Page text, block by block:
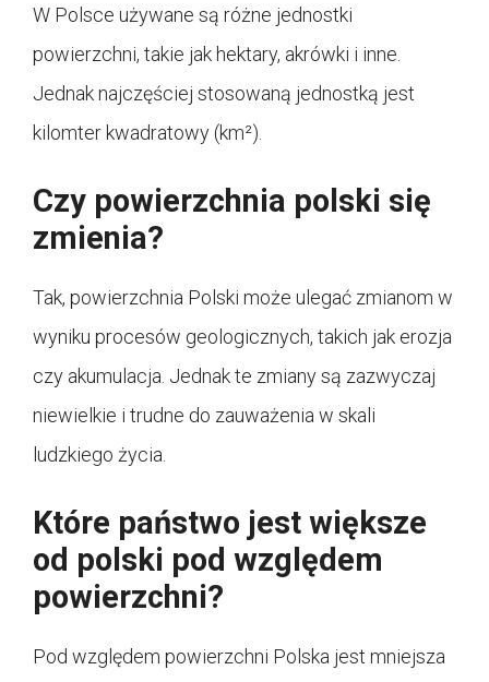
W Polsce używane są różne jednostki
powierzchni, takie jak hektary, akrówki i inne.
Jednak najczęściej stosowaną jednostką jest
kilomter kwadratowy (km²).
Czy powierzchnia polski się
zmienia?
Tak, powierzchnia Polski może ulegać zmianom w
wyniku procesów geologicznych, takich jak erozja
czy akumulacja. Jednak te zmiany są zazwyczaj
niewielkie i trudne do zauważenia w skali
ludzkiego życia.
Które państwo jest większe
od polski pod względem
powierzchni?
Pod względem powierzchni Polska jest mniejsza